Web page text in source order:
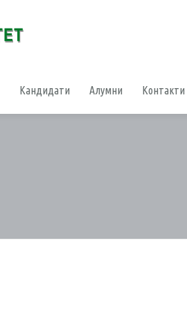
Кандидати Алумни Контакти